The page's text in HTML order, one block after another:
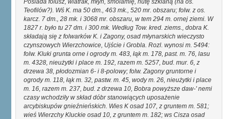
Posiada folusz, wiatrak, młyn, smolamię, hutę szklaną (na os.
Teofilów?). Wś K. ma 50 dm., 463 mk., 520 mr. obszaru; folw. z os.
karcz. 7 dm., 28 mk. i 3068 mr. obszaru, w tem 294 m. ornej ziemi. W
1827 r. było tu 27 dm. i 300 mk. Według Tow. kred. ziems., dobra K.
składają się z folwarków K. i Zagony, osad młynarskich wieczysto
czynszowych Wierzchowice, Ujście i Grobla. Rozl. wynosi m. 5494:
folw. Kluki grunta orne i ogrody m. 483, łąk m. 178, past. m. 76, lasu
m. 4328, nieużytki i place m. 192, razem m. 5257, bud. mur. 6, z
drzewa 38, płodozmian 6- i 8-polowy; folw. Zagony gruntorne i
ogrody m. 118, łąk m. 32, pastw. m. 45, wody m. 26, nieużytki i place
m. 16, razem m. 237, bud. z drzewa 10, Bobra powyższe daw-' nemi
czasy wchodziły w skład dóbr stanowiących uposażenie
arcybiskupów gnieźnieńskich. Wies K osad 107, z gruntem m. 581;
wieś Wierzchy Kluckie osad 10, z gruntem m. 182; ws Cisza osad